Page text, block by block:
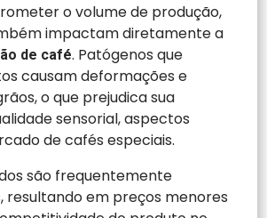
o volume de produção,
impactam diretamente a
de café. Patógenos que
causam deformações e
o que prejudica sua
sensorial, aspectos
de cafés especiais.
são frequentemente
resultando em preços menores